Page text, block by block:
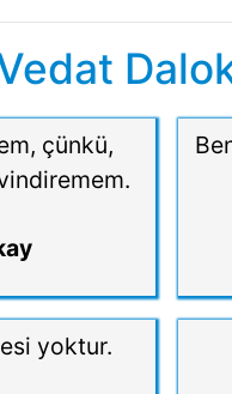
çünkü,
yoktur.